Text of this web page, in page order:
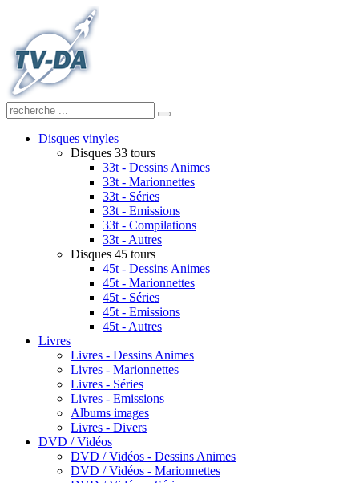
Disques vinyles
Disques 33 tours
33t - Dessins Animes
33t - Marionnettes
33t - Séries
33t - Emissions
33t - Compilations
33t - Autres
Disques 45 tours
45t - Dessins Animes
45t - Marionnettes
45t - Séries
45t - Emissions
45t - Autres
Livres
Livres - Dessins Animes
Livres - Marionnettes
Livres - Séries
Livres - Emissions
Albums images
Livres - Divers
DVD / Vidéos
DVD / Vidéos - Dessins Animes
DVD / Vidéos - Marionnettes